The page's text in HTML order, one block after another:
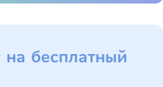
на бесплатный